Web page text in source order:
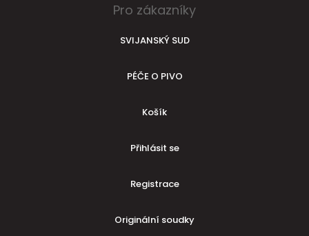
Pro zákazníky
SVIJANSKÝ SUD
PÉČE O PIVO
Košík
Přihlásit se
Registrace
Originální soudky